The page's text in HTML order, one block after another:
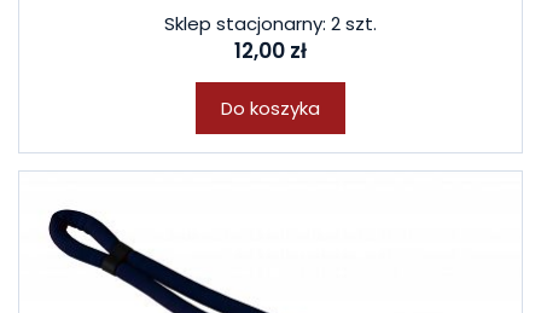
Sklep stacjonarny: 2 szt.
12,00 zł
Do koszyka